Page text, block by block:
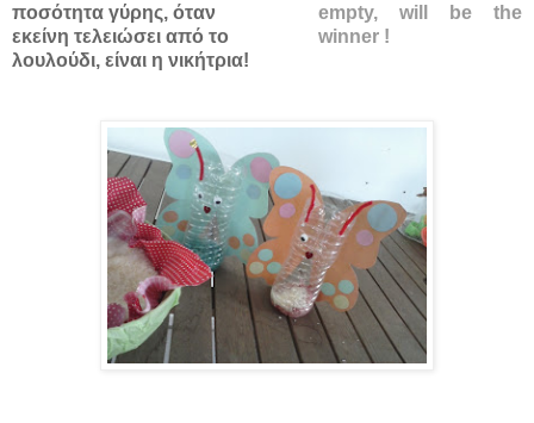
ποσότητα γύρης, όταν
εκείνη τελειώσει από το
λουλούδι, είναι η νικήτρια!
empty, will be the
winner !